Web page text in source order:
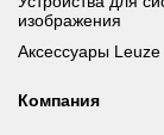
изображения
Аксессуары Leuze
Компания